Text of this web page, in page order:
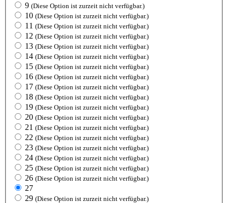
9 (Diese Option ist zurzeit nicht verfügbar.)
10 (Diese Option ist zurzeit nicht verfügbar.)
11 (Diese Option ist zurzeit nicht verfügbar.)
12 (Diese Option ist zurzeit nicht verfügbar.)
13 (Diese Option ist zurzeit nicht verfügbar.)
14 (Diese Option ist zurzeit nicht verfügbar.)
15 (Diese Option ist zurzeit nicht verfügbar.)
16 (Diese Option ist zurzeit nicht verfügbar.)
17 (Diese Option ist zurzeit nicht verfügbar.)
18 (Diese Option ist zurzeit nicht verfügbar.)
19 (Diese Option ist zurzeit nicht verfügbar.)
20 (Diese Option ist zurzeit nicht verfügbar.)
21 (Diese Option ist zurzeit nicht verfügbar.)
22 (Diese Option ist zurzeit nicht verfügbar.)
23 (Diese Option ist zurzeit nicht verfügbar.)
24 (Diese Option ist zurzeit nicht verfügbar.)
25 (Diese Option ist zurzeit nicht verfügbar.)
26 (Diese Option ist zurzeit nicht verfügbar.)
27
29 (Diese Option ist zurzeit nicht verfügbar.)